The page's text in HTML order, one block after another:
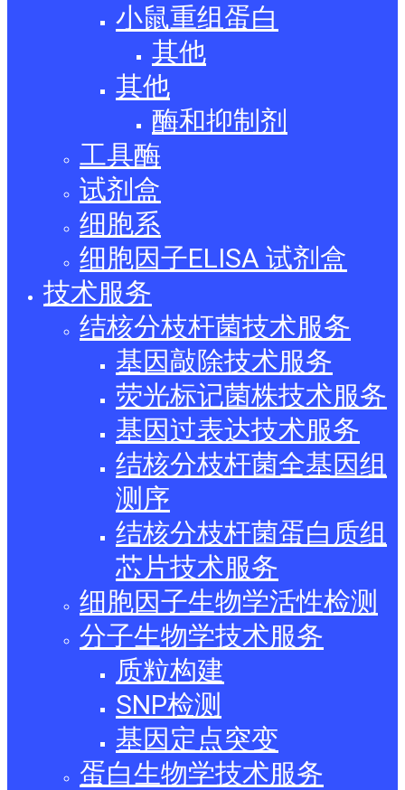
小鼠重组蛋白
其他
其他
酶和抑制剂
工具酶
试剂盒
细胞系
细胞因子ELISA 试剂盒
技术服务
结核分枝杆菌技术服务
基因敲除技术服务
荧光标记菌株技术服务
基因过表达技术服务
结核分枝杆菌全基因组
测序
结核分枝杆菌蛋白质组
芯片技术服务
细胞因子生物学活性检测
分子生物学技术服务
质粒构建
SNP检测
基因定点突变
蛋白生物学技术服务